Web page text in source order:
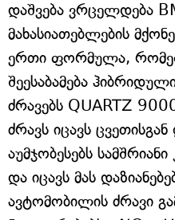
დაშვება ვრცელდება
მახასიათებლების
ერთი ფორმულა,
შეესაბამება
ძრავებს QUARTZ
ძრავს იცავს ცვეთისგან
აუმჯობესებს
და იცავს მას
ავტომობილის ძრავი